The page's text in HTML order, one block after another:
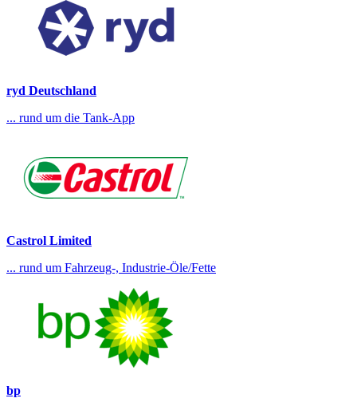
ryd Deutschland
... rund um die Tank-App
Castrol Limited
... rund um Fahrzeug-, Industrie-Öle/Fette
bp